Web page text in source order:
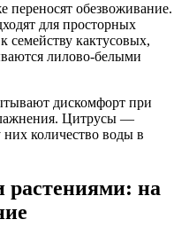
переносят обезвоживание.
для просторных
семейству кактусовых,
лилово-белыми
дискомфорт при
Цитрусы —
количество воды в
растениями: на